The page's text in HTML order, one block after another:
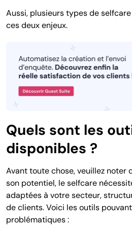
Aussi, plusieurstypesde
ces deux enjeux.
Quels sont les
disponibles ?
Avant toute chose, veuillez noter
son potentiel, le selfcare
adaptées à votre secteur,
de clients. Voici les outils
problématiques :